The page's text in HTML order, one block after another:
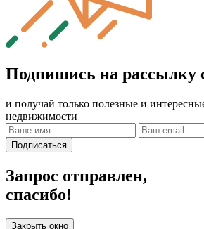
Подпишись на рассылку
и получай только полезные и
недвижимости
Подписаться
Запрос отправлен,
спасибо!
Закрыть окно